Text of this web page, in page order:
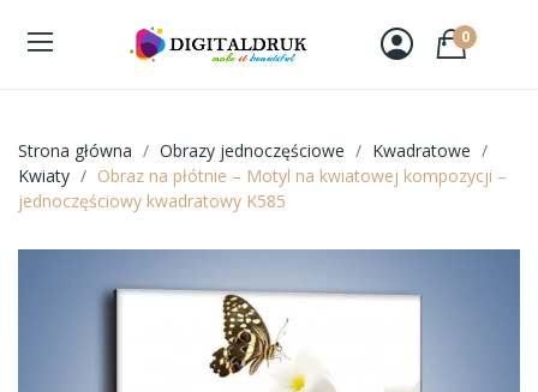
0
Strona główna Obrazy jednoczęściowe
Kwadratowe
Kwiaty
Obraz na płótnie – Motyl na kwiatowej kompozycji –
jednoczęściowy kwadratowy K585